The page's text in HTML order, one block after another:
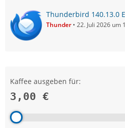
Thunderbird 140.13.0
Thunder 22. Juli 2026 um
Kaffee ausgeben für:
3,00 €